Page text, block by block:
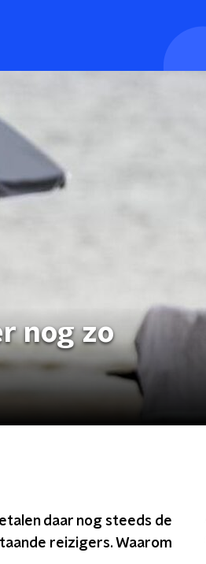
nog zo
daar nog steeds de
reizigers. Waarom